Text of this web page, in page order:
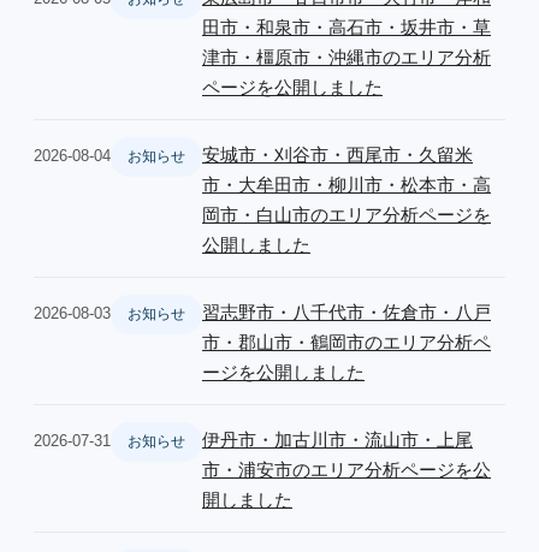
田市・和泉市・高石市・坂井市・草
津市・橿原市・沖縄市のエリア分析
ページを公開しました
2026-08-04 お知らせ
安城市・刈谷市・西尾市・久留米
市・大牟田市・柳川市・松本市・高
岡市・白山市のエリア分析ページを
公開しました
2026-08-03 お知らせ
習志野市・八千代市・佐倉市・八戸
市・郡山市・鶴岡市のエリア分析ペ
ージを公開しました
2026-07-31 お知らせ
伊丹市・加古川市・流山市・上尾
市・浦安市のエリア分析ページを公
開しました